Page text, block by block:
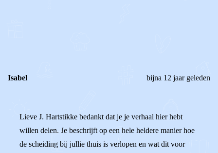
Isabel bijna 12 jaar geleden
Lieve J. Hartstikke bedankt dat je je verhaal hier hebt
willen delen. Je beschrijft op een hele heldere manier hoe
de scheiding bij jullie thuis is verlopen en wat dit voor